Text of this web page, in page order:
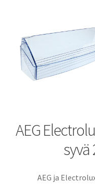
AEG
syvä
AEG ja